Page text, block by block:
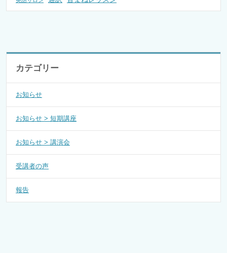
カテゴリー
お知らせ
お知らせ > 短期講座
お知らせ > 講演会
受講者の声
報告